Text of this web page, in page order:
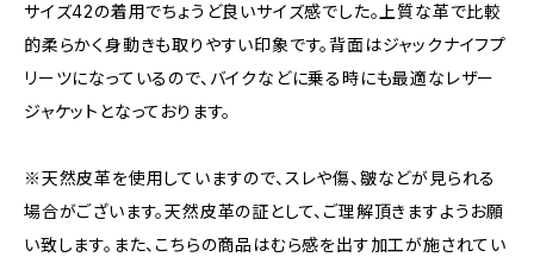
サイズ42の着用でちょうど良いサイズ感でした。上質な革で比較
的柔らかく身動きも取りやすい印象です。背面はジャックナイフプ
リーツになっているので、バイクなどに乗る時にも最適なレザー
ジャケットとなっております。
※天然皮革を使用していますので、スレや傷、皺などが見られる
場合がございます。天然皮革の証として、ご理解頂きますようお願
い致します。また、こちらの商品はむら感を出す加工が施されてい